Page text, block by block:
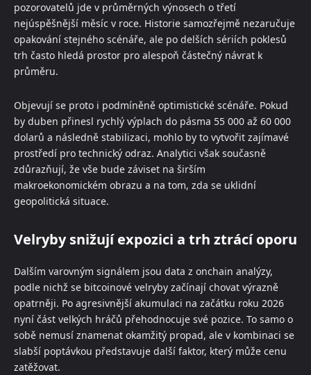
pozorovatelů jde v průměrných výnosech o třetí
nejúspěšnější měsíc v roce. Historie samozřejmě nezaručuje
opakování stejného scénáře, ale po delších sériích poklesů
trh často hledá prostor pro alespoň částečný návrat k
průměru.
Objevují se proto i podmíněně optimistické scénáře. Pokud
by duben přinesl rychlý výplach do pásma 55 000 až 60 000
dolarů a následně stabilizaci, mohlo by to vytvořit zajímavé
prostředí pro technický odraz. Analytici však současně
zdůrazňují, že vše bude záviset na širším
makroekonomickém obrazu a na tom, zda se uklidní
geopolitická situace.
Velryby snižují expozici a trh ztrácí oporu
Dalším varovným signálem jsou data z onchain analýzy,
podle nichž se bitcoinové velryby začínají chovat výrazně
opatrněji. Po agresivnější akumulaci na začátku roku 2026
nyní část velkých hráčů přehodnocuje své pozice. To samo o
sobě nemusí znamenat okamžitý propad, ale v kombinaci se
slabší poptávkou představuje další faktor, který může cenu
zatěžovat.